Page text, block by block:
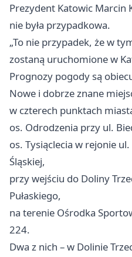
Prezydent Katowic Marcin
nie była przypadkowa.
„To nie przypadek, że w
zostaną uruchomione w
Prognozy pogody są
Nowe i dobrze znane
w czterech punktach
os. Odrodzenia przy ul.
os. Tysiąclecia w rejonie ul.
Śląskiej,
przy wejściu do Doliny
Pułaskiego,
na terenie Ośrodka
224.
Dwa z nich – w Dolinie